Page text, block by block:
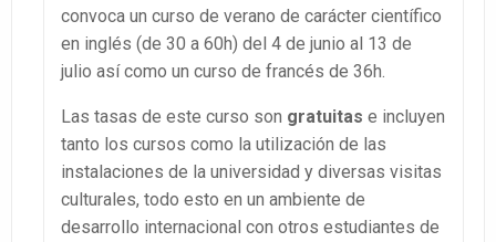
convoca un curso de verano de carácter científico
en inglés (de 30 a 60h) del 4 de junio al 13 de
julio así como un curso de francés de 36h.
Las tasas de este curso son gratuitas e incluyen
tanto los cursos como la utilización de las
instalaciones de la universidad y diversas visitas
culturales, todo esto en un ambiente de
desarrollo internacional con otros estudiantes de